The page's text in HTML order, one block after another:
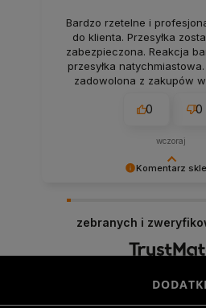
Komentarz
ostatnie nasze spotkanie :)
Bardzo rzetelne i
do klienta. Przesyłka
zabezpieczona. Reakcja
przesyłka
zadowolona z zakupów
0 0
wczoraj
zebranych i
DODATKI